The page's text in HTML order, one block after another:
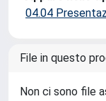
04.04
File in questo
Non ci sono file